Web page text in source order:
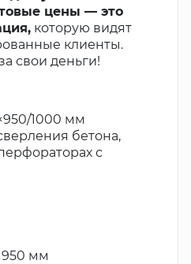
цены — это
которую видят
клиенты.
свои деньги!
1000 мм
бетона,
с
950 мм